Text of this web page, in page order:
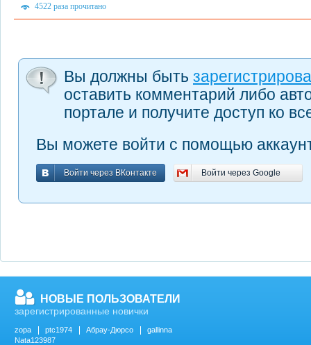
4522 раза прочитано
Вы должны быть
оставить комментарий либо
портале и получите доступ ко
Вы можете войти с помощью
Войти через ВКонтакте
Войти через ВКонтакте Войти через Google
Войти через Google
НОВЫЕ ПОЛЬЗОВАТЕЛИ
зарегистрированные новички
zopa ptc1974 Абрау-Дюрсо
gallinna
Nata123987